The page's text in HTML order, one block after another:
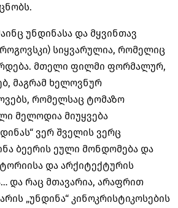
უნდინასა და მყვინთავ
სიყვარულია, რომელიც
მთელი ფილმი ფორმალურ,
მაგრამ ხელოვნურ
რომელსაც ტომაზო
მელოდია მიუყვება
ვერ შველის ვერც
ბეერის ეული მონდომება და
და არქიტექტურის
და რაც მთავარია, არაფრით
„უნდინა“ კინოკრისტიკოსების